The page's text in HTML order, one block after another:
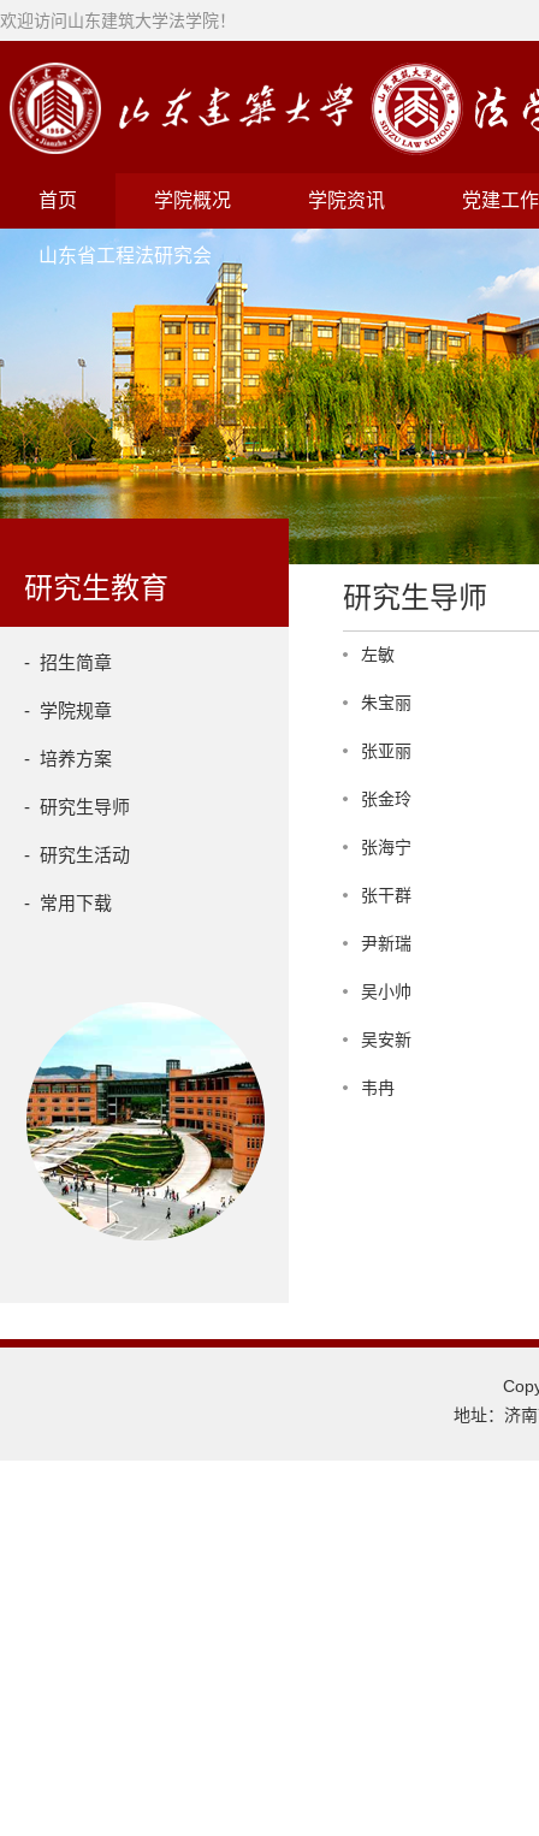
欢迎访问山东建筑大学法学院！
首页 学院概况 学院资讯 党建工作
山东省工程法研究会
研究生教育
- 招生简章
- 学院规章
- 培养方案
- 研究生导师
- 研究生活动
- 常用下载
研究生导师
左敏
朱宝丽
张亚丽
张金玲
张海宁
张干群
尹新瑞
吴小帅
吴安新
韦冉
地址：济